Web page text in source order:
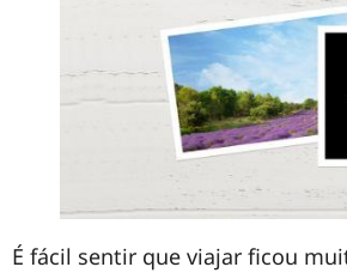
É fácil sentir que viajar ficou